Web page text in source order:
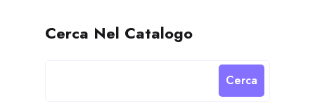
Cerca Nel Catalogo
Cerca